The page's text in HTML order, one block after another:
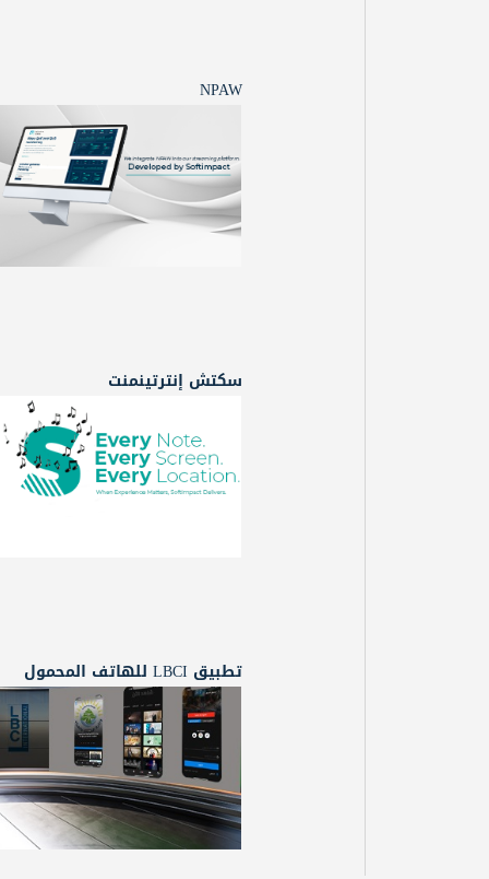
NPAW
سكتش إنترتينمنت
تطبيق LBCI للهاتف المحمول